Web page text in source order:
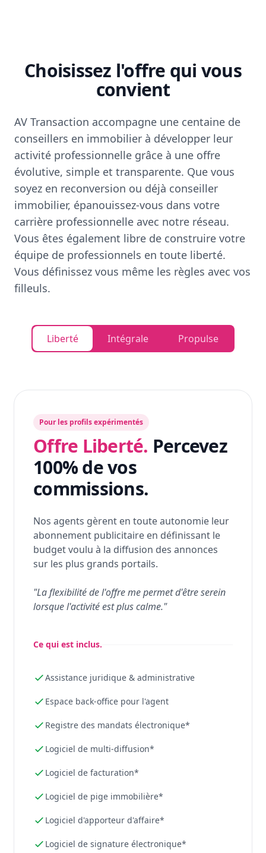
Choisissez l'offre qui vous
convient
AV Transaction accompagne une centaine de
conseillers en immobilier à développer leur
activité professionnelle grâce à une offre
évolutive, simple et transparente. Que vous
soyez en reconversion ou déjà conseiller
immobilier, épanouissez-vous dans votre
carrière professionnelle avec notre réseau.
Vous êtes également libre de construire votre
équipe de professionnels en toute liberté.
Vous définissez vous même les règles avec vos
filleuls.
Liberté Intégrale Propulse
Pour les profils expérimentés
Offre Liberté. Percevez
100% de vos
commissions.
Nos agents gèrent en toute autonomie leur
abonnement publicitaire en définissant le
budget voulu à la diffusion des annonces
sur les plus grands portails.
"La flexibilité de l'offre me permet d'être serein
lorsque l'activité est plus calme."
Ce qui est inclus.
Assistance juridique & administrative
Espace back-office pour l'agent
Registre des mandats électronique*
Logiciel de multi-diffusion*
Logiciel de facturation*
Logiciel de pige immobilière*
Logiciel d'apporteur d'affaire*
Logiciel de signature électronique*